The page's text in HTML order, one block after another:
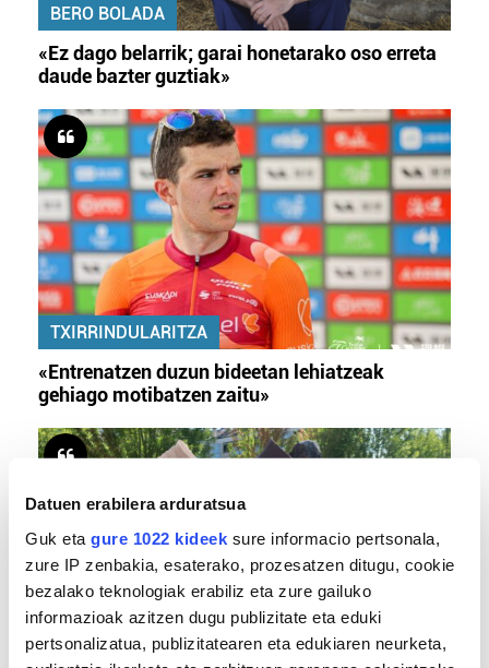
Datuen erabilera arduratsua
Guk eta gure 1022 kideek sure informacio pertsonala,
zure IP zenbakia, esaterako, prozesatzen ditugu, cookie
bezalako teknologiak erabiliz eta zure gailuko
informazioak azitzen dugu publizitate eta eduki
pertsonalizatua, publizitatearen eta edukiaren neurketa,
BERO BOLADA
«Ez dago belarrik; garai honetarako oso erreta
daude bazter guztiak»
TXIRRINDULARITZA
«Entrenatzen duzun bideetan lehiatzeak
gehiago motibatzen zaitu»
MEMORIA HISTORIKOA